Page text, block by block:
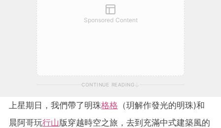
Sponsored Content
CONTINUE READING
上星期日，我們帶了明珠格格 （玥解作發光的明珠)和
晨阿哥玩行山版穿越時空之旅，去到充滿中式建築風的